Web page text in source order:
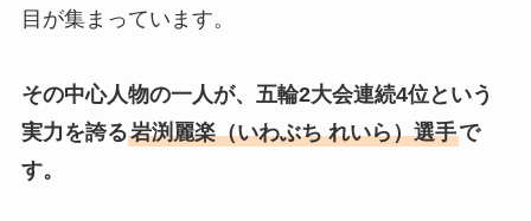
目が集まっています。
その中心人物の一人が、五輪2大会連続4位という
実力を誇る岩渕麗楽（いわぶち れいら）選手で
す。